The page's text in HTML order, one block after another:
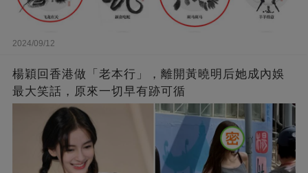
2024/09/12
楊穎回香港做「老本行」，離開黃曉明后她成內娛
最大笑話，原來一切早有跡可循